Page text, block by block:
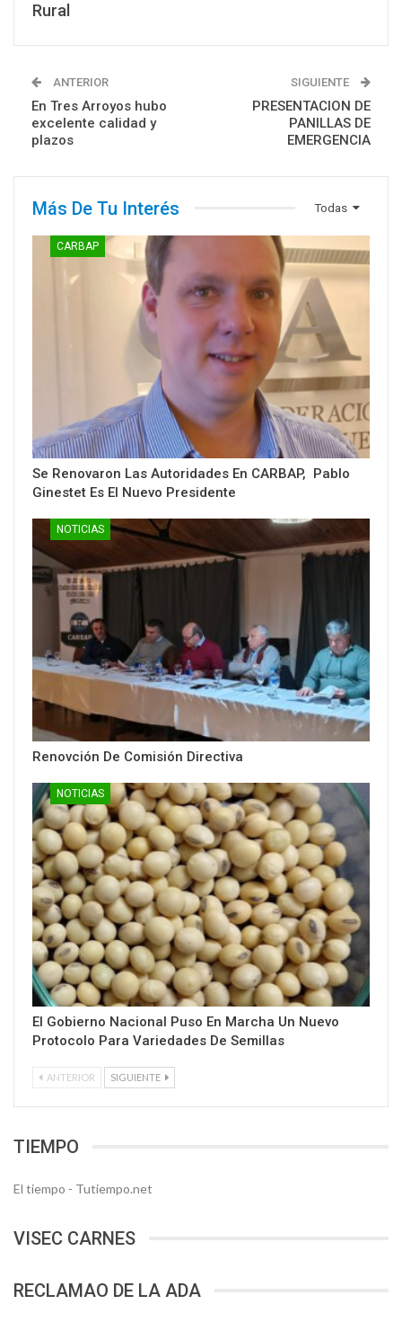
Rural
ANTERIOR
En Tres Arroyos hubo
excelente calidad y
plazos
SIGUIENTE
PRESENTACION DE
PANILLAS DE
EMERGENCIA
Todas
Más De Tu Interés
CARBAP
Se Renovaron Las Autoridades En CARBAP, Pablo
Ginestet Es El Nuevo Presidente
NOTICIAS
Renovción De Comisión Directiva
NOTICIAS
El Gobierno Nacional Puso En Marcha Un Nuevo
Protocolo Para Variedades De Semillas
ANTERIOR SIGUIENTE
TIEMPO
El tiempo - Tutiempo.net
VISEC CARNES
RECLAMAO DE LA ADA